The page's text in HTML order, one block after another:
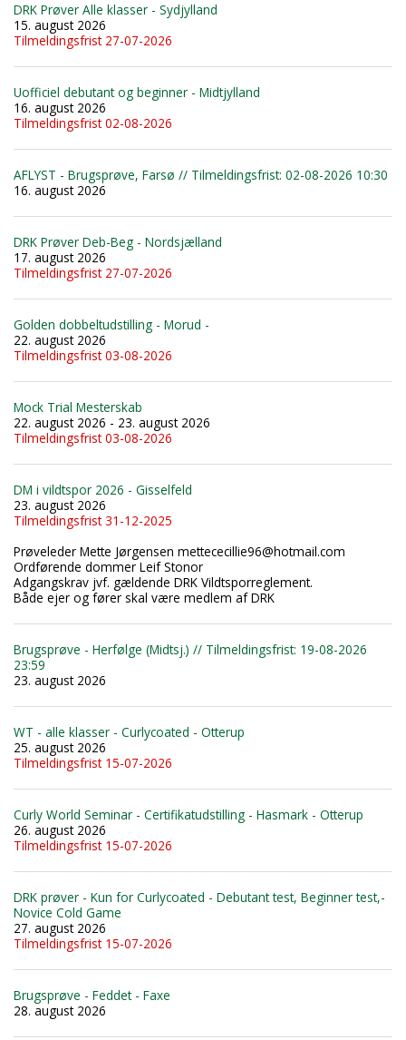
DRK Prøver Alle klasser - Sydjylland
15. august 2026
Tilmeldingsfrist 27-07-2026
Uofficiel debutant og beginner - Midtjylland
16. august 2026
Tilmeldingsfrist 02-08-2026
AFLYST - Brugsprøve, Farsø // Tilmeldingsfrist: 02-08-2026 10:30
16. august 2026
DRK Prøver Deb-Beg - Nordsjælland
17. august 2026
Tilmeldingsfrist 27-07-2026
Golden dobbeltudstilling - Morud -
22. august 2026
Tilmeldingsfrist 03-08-2026
Mock Trial Mesterskab
22. august 2026 - 23. august 2026
Tilmeldingsfrist 03-08-2026
DM i vildtspor 2026 - Gisselfeld
23. august 2026
Tilmeldingsfrist 31-12-2025
Prøveleder Mette Jørgensen mettececillie96@hotmail.com
Ordførende dommer Leif Stonor
Adgangskrav jvf. gældende DRK Vildtsporreglement.
Både ejer og fører skal være medlem af DRK
Brugsprøve - Herfølge (Midtsj.) // Tilmeldingsfrist: 19-08-2026
23:59
23. august 2026
WT - alle klasser - Curlycoated - Otterup
25. august 2026
Tilmeldingsfrist 15-07-2026
Curly World Seminar - Certifikatudstilling - Hasmark - Otterup
26. august 2026
Tilmeldingsfrist 15-07-2026
DRK prøver - Kun for Curlycoated - Debutant test, Beginner test,-
Novice Cold Game
27. august 2026
Tilmeldingsfrist 15-07-2026
Brugsprøve - Feddet - Faxe
28. august 2026